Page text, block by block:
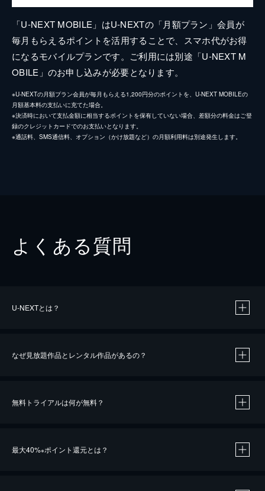
「U-NEXT MOBILE」はU-NEXTの「月額プラン」会員が
毎月もらえるポイントを活用することで、スマホ代がお得
になるモバイルプランです。ご利用には別途「U-NEXT M
OBILE」のお申し込みが必要となります。
※U-NEXTの月額プラン会員が毎月もらえる1,200円分のポイントを、U-NEXT MOBILEの
月額基本料の支払いに充てた場合。
※決済時において支払金額に相当するポイントを保有していない場合、差額分の料金はご登
録のクレジットカードでのお支払いとなります。
※通話料、SMS通信料、オプション（かけ放題など）の月額利用料は別途発生します。
よくある質問
U-NEXTとは？
なぜ見放題作品とレンタル作品があるの？
無料トライアルは何が無料？
最大40%※ポイント還元とは？